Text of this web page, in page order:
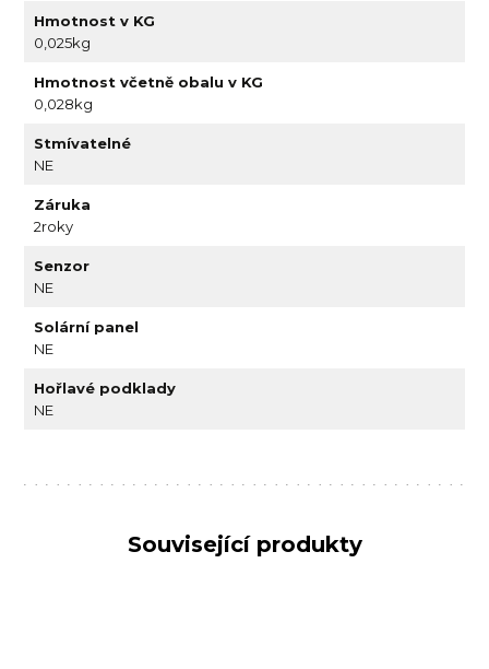
Hmotnost v KG
0,025kg
Hmotnost včetně obalu v KG
0,028kg
Stmívatelné
NE
Záruka
2roky
Senzor
NE
Solární panel
NE
Hořlavé podklady
NE
Související produkty